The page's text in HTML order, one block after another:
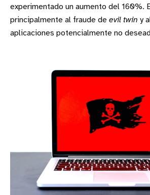
experimentado un aumento del 160%.
principalmente al fraude de evil twin y
aplicaciones potencialmente no